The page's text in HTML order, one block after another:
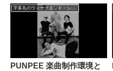
宇多丸のウィークエンド・シャッフル
PUNPEE 楽曲制作環境と